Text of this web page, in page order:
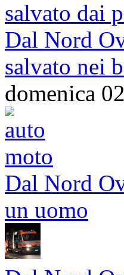
Dal Nord
salvato nei
domenica
Dal Nord
un uomo